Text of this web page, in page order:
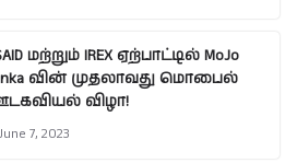
மற்றும் IREX ஏற்பாட்டில் MoJo
வின் முதலாவது மொபைல்
விழா!
7, 2023